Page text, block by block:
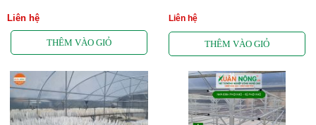
Liên hệ Liên hệ